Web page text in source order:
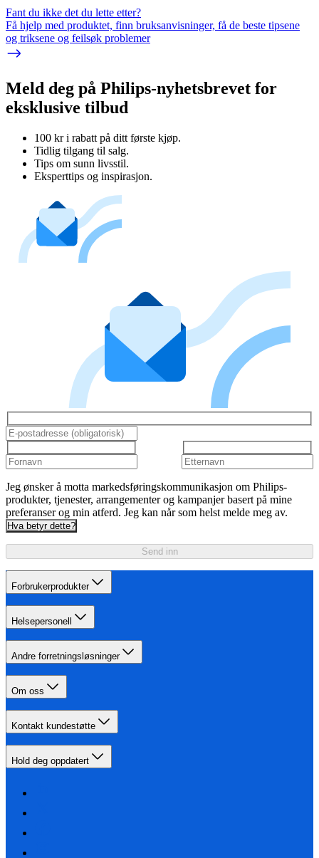
Fant du ikke det du lette etter?
Få hjelp med produktet, finn bruksanvisninger, få de beste tipsene
og triksene og feilsøk problemer
Meld deg på Philips-nyhetsbrevet for
eksklusive tilbud
100 kr i rabatt på ditt første kjøp.
Tidlig tilgang til salg.
Tips om sunn livsstil.
Eksperttips og inspirasjon.
Jeg ønsker å motta markedsføringskommunikasjon om Philips-
produkter, tjenester, arrangementer og kampanjer basert på mine
preferanser og min atferd. Jeg kan når som helst melde meg av.
Hva betyr dette?
Send inn
Forbrukerprodukter
Helsepersonell
Andre forretningsløsninger
Om oss
Kontakt kundestøtte
Hold deg oppdatert